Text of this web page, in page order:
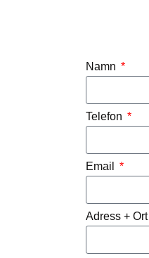
Namn
Telefon
Email
Adress + Ort